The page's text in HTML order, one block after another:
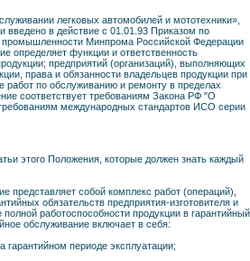
легковых автомобилей и мототехники»,
введено в действие с 01.01.93 Приказом по
промышленности Минпрома Российской Федерации
определяет функции и ответственность
предприятий (организаций), выполняющих
права и обязанности владельцев продукции при
работ по обслуживанию и ремонту в пределах
соответствует требованиям Закона РФ "О
международных стандартов ИСО серии
этого Положения, которые должен знать каждый
представляет собой комплекс работ (операций),
обязательств предприятия-изготовителя и
работоспособности продукции в гарантийный
обслуживание включает в себя:
гарантийном периоде эксплуатации;